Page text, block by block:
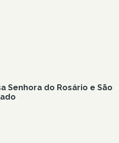
Senhora do Rosário e São